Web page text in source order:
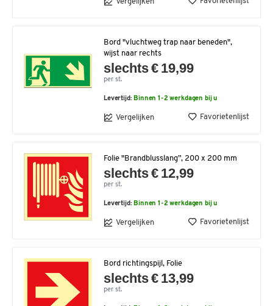
Bord "vluchtweg trap naar beneden",
wijst naar rechts
slechts € 19,99
per st.
Levertijd: Binnen 1-2 werkdagen bij u
Vergelijken Favorietenlijst
Folie "Brandblusslang”, 200 x 200 mm
slechts € 12,99
per st.
Levertijd: Binnen 1-2 werkdagen bij u
Vergelijken Favorietenlijst
Bord richtingspijl, Folie
slechts € 13,99
per st.